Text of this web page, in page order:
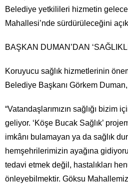
Belediye yetkilileri hizmetin
Mahallesi’nde sürdürüleceğini
BAŞKAN DUMAN’DAN
Koruyucu sağlık hizmetlerinin
Belediye Başkanı Görkem Duman,
“Vatandaşlarımızın sağlığı bizim
geliyor. ‘Köşe Bucak Sağlık’
imkânı bulamayan ya da sağlık
hemşehrilerimizin ayağına
tedavi etmek değil, hastalıkları
önleyebilmektir. Göksu Mahallemiz